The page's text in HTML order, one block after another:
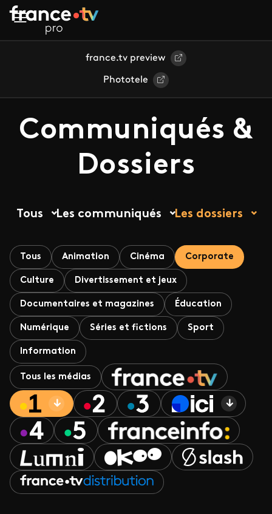
Aller au contenu principal
france.tv preview
Phototele
Communiqués &
Dossiers
Tous Les communiqués Les dossiers
Tous Animation Cinéma Corporate
Culture Divertissement et jeux
Documentaires et magazines Éducation
Numérique Séries et fictions Sport
Information
Tous les médias